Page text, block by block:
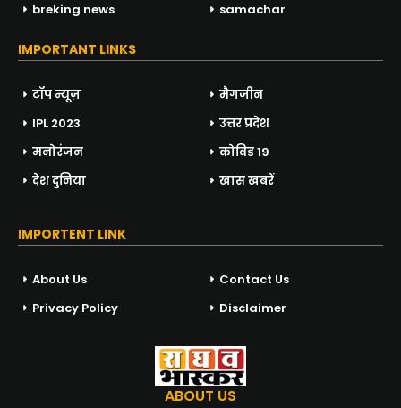
breking news
samachar
IMPORTANT LINKS
टॉप न्यूज़
मैगजीन
IPL 2023
उत्तर प्रदेश
मनोरंजन
कोविड 19
देश दुनिया
खास खबरें
IMPORTENT LINK
About Us
Contact Us
Privacy Policy
Disclaimer
ABOUT US